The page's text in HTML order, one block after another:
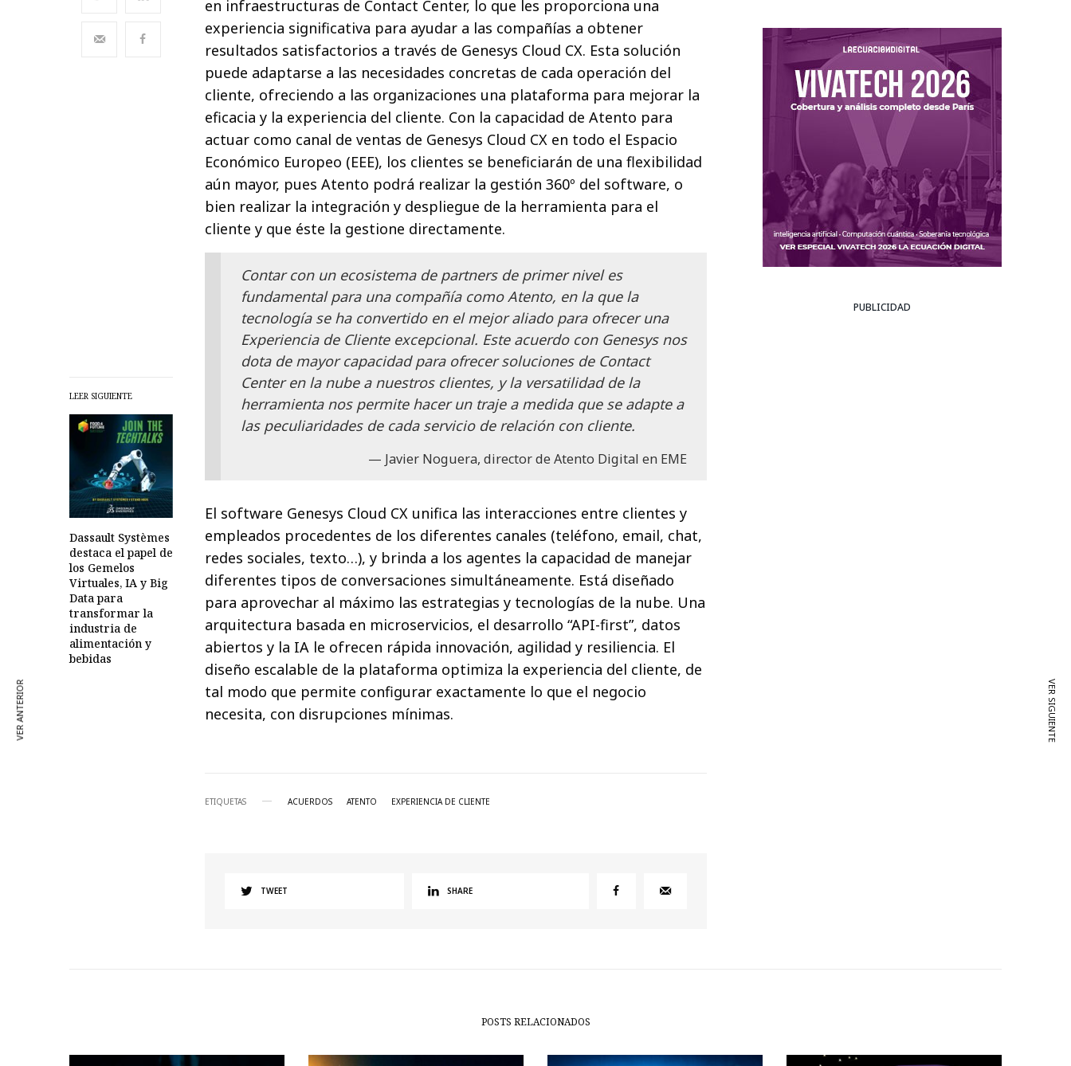
LEER SIGUIENTE
Dassault Systèmes
destaca el papel de
los Gemelos
Virtuales, IA y Big
Data para
transformar la
industria de
alimentación y
bebidas
en infraestructuras de Contact Center, lo que les proporciona una
experiencia significativa para ayudar a las compañías a obtener
resultados satisfactorios a través de Genesys Cloud CX. Esta solución
puede adaptarse a las necesidades concretas de cada operación del
cliente, ofreciendo a las organizaciones una plataforma para mejorar la
eficacia y la experiencia del cliente. Con la capacidad de Atento para
actuar como canal de ventas de Genesys Cloud CX en todo el Espacio
Económico Europeo (EEE), los clientes se beneficiarán de una flexibilidad
aún mayor, pues Atento podrá realizar la gestión 360º del software, o
bien realizar la integración y despliegue de la herramienta para el
cliente y que éste la gestione directamente.
Contar con un ecosistema de partners de primer nivel es
fundamental para una compañía como Atento, en la que la
tecnología se ha convertido en el mejor aliado para ofrecer una
Experiencia de Cliente excepcional. Este acuerdo con Genesys nos
dota de mayor capacidad para ofrecer soluciones de Contact
Center en la nube a nuestros clientes, y la versatilidad de la
herramienta nos permite hacer un traje a medida que se adapte a
las peculiaridades de cada servicio de relación con cliente.
Javier Noguera, director de Atento Digital en EME
El software Genesys Cloud CX unifica las interacciones entre clientes y
empleados procedentes de los diferentes canales (teléfono, email, chat,
redes sociales, texto…), y brinda a los agentes la capacidad de manejar
diferentes tipos de conversaciones simultáneamente. Está diseñado
para aprovechar al máximo las estrategias y tecnologías de la nube. Una
arquitectura basada en microservicios, el desarrollo “API-first”, datos
abiertos y la IA le ofrecen rápida innovación, agilidad y resiliencia. El
diseño escalable de la plataforma optimiza la experiencia del cliente, de
tal modo que permite configurar exactamente lo que el negocio
necesita, con disrupciones mínimas.
ETIQUETAS ACUERDOS ATENTO EXPERIENCIA DE CLIENTE
TWEET SHARE
PUBLICIDAD
VER ANTERIOR VER SIGUIENTE
POSTS RELACIONADOS